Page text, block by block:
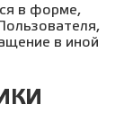
в форме,
в иной